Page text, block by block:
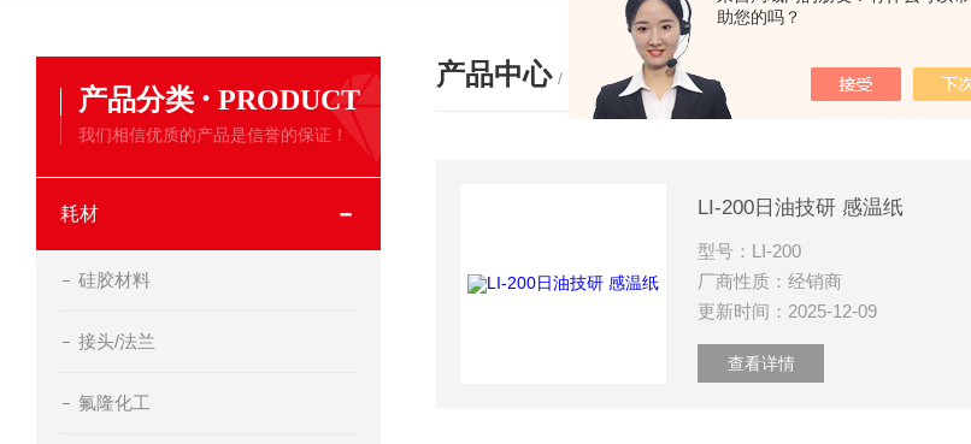
助您的吗？
产品分类 · PRODUCT
我们相信优质的产品是信誉的保证！
耗材
硅胶材料
接头/法兰
氟隆化工
产品中心 / PRODUCTS
LI-200日油技研 感温纸
型号：LI-200
厂商性质：经销商
更新时间：2025-12-09
查看详情